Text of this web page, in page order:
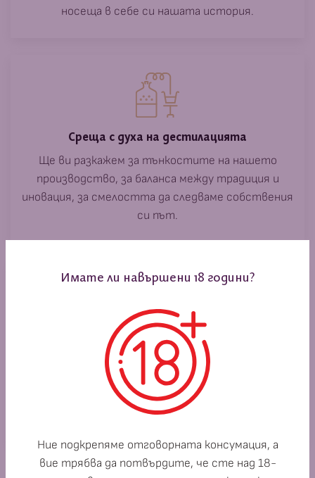
носеща в себе си нашата история.
Среща с духа на дестилацията
Ще ви разкажем за тънкостите на нашето
производство, за баланса между традиция и
иновация, за смелостта да следваме собствения
си път.
За всяка капка и хапка
Ще ви предложим съчетаване с храна, която
подчертава вкуса и превръща всяка дегустация
в емоция, която остава дълго след последната
глътка.
Имате ли навършени 18 години?
Ние подкрепяме отговорната консумация, а
вие трябва да потвърдите, че сте над 18-